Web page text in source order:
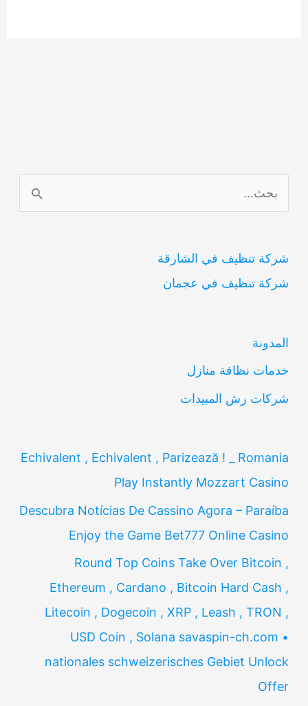
ل
ح
ث
شركة تنظيف في الشارقة
شركة تنظيف في عجمان
المدونة
خدمات نظافة منازل
شركات رش المبيدات
Echivalent , Echivalent , Parizează ! _ Romania
Play Instantly Mozzart Casino
Descubra Notícias De Cassino Agora – Paraíba
Enjoy the Game Bet777 Online Casino
Round Top Coins Take Over Bitcoin ,
Ethereum , Cardano , Bitcoin Hard Cash ,
Litecoin , Dogecoin , XRP , Leash , TRON ,
USD Coin , Solana savaspin-ch.com •
nationales schweizerisches Gebiet Unlock
Offer